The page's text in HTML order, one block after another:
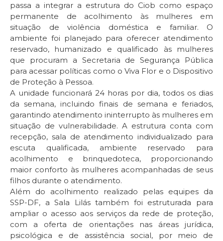
passa a integrar a estrutura do Ciob como espaço
permanente de acolhimento às mulheres em
situação de violência doméstica e familiar. O
ambiente foi planejado para oferecer atendimento
reservado, humanizado e qualificado às mulheres
que procuram a Secretaria de Segurança Pública
para acessar políticas como o Viva Flor e o Dispositivo
de Proteção à Pessoa.
A unidade funcionará 24 horas por dia, todos os dias
da semana, incluindo finais de semana e feriados,
garantindo atendimento ininterrupto às mulheres em
situação de vulnerabilidade. A estrutura conta com
recepção, sala de atendimento individualizado para
escuta qualificada, ambiente reservado para
acolhimento e brinquedoteca, proporcionando
maior conforto às mulheres acompanhadas de seus
filhos durante o atendimento.
Além do acolhimento realizado pelas equipes da
SSP-DF, a Sala Lilás também foi estruturada para
ampliar o acesso aos serviços da rede de proteção,
com a oferta de orientações nas áreas jurídica,
psicológica e de assistência social, por meio de